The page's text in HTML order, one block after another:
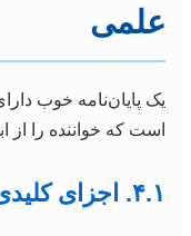
علمی
یک پایان‌نامه خوب
است که خواننده را از
۴.۱. اجزای کلیدی پایان‌نامه